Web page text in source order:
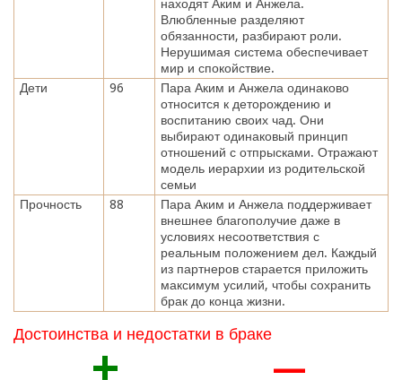
находят Аким и Анжела.
Влюбленные разделяют
обязанности, разбирают роли.
Нерушимая система обеспечивает
мир и спокойствие.
Дети
96
Пара Аким и Анжела одинаково
относится к деторождению и
воспитанию своих чад. Они
выбирают одинаковый принцип
отношений с отпрысками. Отражают
модель иерархии из родительской
семьи
Прочность
88
Пара Аким и Анжела поддерживает
внешнее благополучие даже в
условиях несоответствия с
реальным положением дел. Каждый
из партнеров старается приложить
максимум усилий, чтобы сохранить
брак до конца жизни.
Достоинства и недостатки в браке
—